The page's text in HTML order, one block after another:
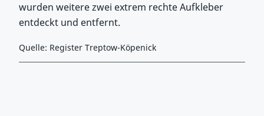
wurden weitere zwei extrem rechte Aufkleber
entdeckt und entfernt.
Quelle: Register Treptow-Köpenick